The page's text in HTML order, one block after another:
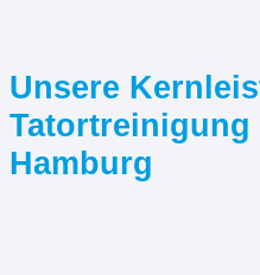
Unsere
Tatortreinigung
Hamburg